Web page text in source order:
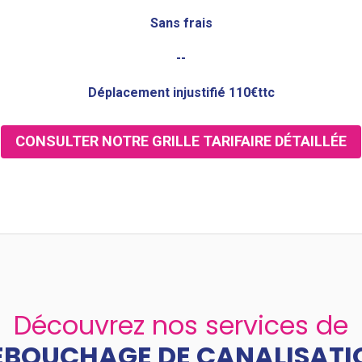
Sans frais
--
Déplacement injustifié 110€ttc
CONSULTER NOTRE GRILLE TARIFAIRE DÉTAILLÉE
Découvrez nos services de